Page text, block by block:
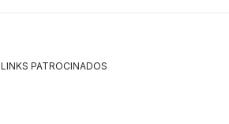
LINKS PATROCINADOS